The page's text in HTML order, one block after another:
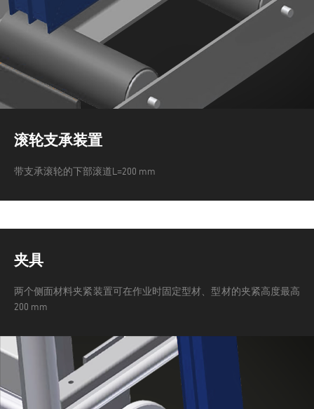
滚轮支承装置
带支承滚轮的下部滚道L=200 mm
夹具
两个侧面材料夹紧装置可在作业时固定型材、型材的夹紧高度最高
200 mm